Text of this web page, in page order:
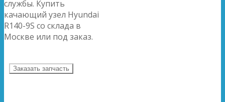
службы. Купить
качающий узел Hyundai
R140-9S со склада в
Москве или под заказ.
Заказать запчасть